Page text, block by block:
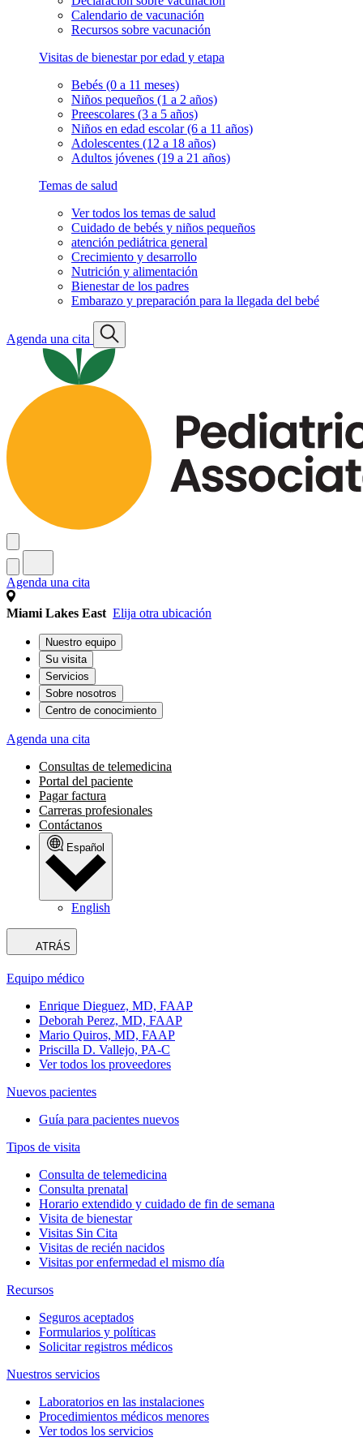
Calendario de vacunación
Recursos sobre vacunación
Visitas de bienestar por edad y etapa
Bebés (0 a 11 meses)
Niños pequeños (1 a 2 años)
Preescolares (3 a 5 años)
Niños en edad escolar (6 a 11 años)
Adolescentes (12 a 18 años)
Adultos jóvenes (19 a 21 años)
Temas de salud
Ver todos los temas de salud
Cuidado de bebés y niños pequeños
atención pediátrica general
Crecimiento y desarrollo
Nutrición y alimentación
Bienestar de los padres
Embarazo y preparación para la llegada del bebé
Agenda una cita
Agenda una cita
Miami Lakes East Elija otra ubicación
Nuestro equipo
Su visita
Servicios
Sobre nosotros
Centro de conocimiento
Agenda una cita
Consultas de telemedicina
Portal del paciente
Pagar factura
Carreras profesionales
Contáctanos
Español
English
ATRÁS
Equipo médico
Enrique Dieguez, MD, FAAP
Deborah Perez, MD, FAAP
Mario Quiros, MD, FAAP
Priscilla D. Vallejo, PA-C
Ver todos los proveedores
Nuevos pacientes
Guía para pacientes nuevos
Tipos de visita
Consulta de telemedicina
Consulta prenatal
Horario extendido y cuidado de fin de semana
Visita de bienestar
Visitas Sin Cita
Visitas de recién nacidos
Visitas por enfermedad el mismo día
Recursos
Seguros aceptados
Formularios y políticas
Solicitar registros médicos
Nuestros servicios
Laboratorios en las instalaciones
Procedimientos médicos menores
Ver todos los servicios